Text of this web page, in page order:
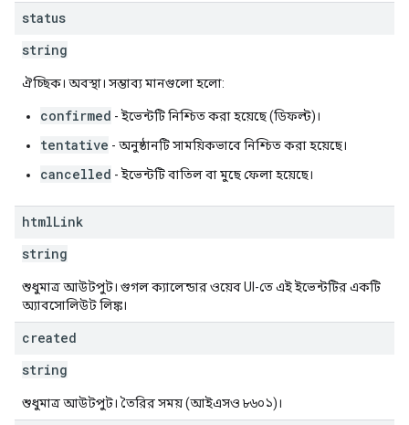
status
string
ঐচ্ছিক। অবস্থা। সম্ভাব্য মানগুলো হলো:
confirmed - ইভেন্টটি নিশ্চিত করা হয়েছে (ডিফল্ট)।
tentative - অনুষ্ঠানটি সাময়িকভাবে নিশ্চিত করা হয়েছে।
cancelled - ইভেন্টটি বাতিল বা মুছে ফেলা হয়েছে।
htmlLink
string
শুধুমাত্র আউটপুট। গুগল ক্যালেন্ডার ওয়েব UI-তে এই ইভেন্টটির একটি
অ্যাবসোলিউট লিঙ্ক।
created
string
শুধুমাত্র আউটপুট। তৈরির সময় (আইএসও ৮৬০১)।